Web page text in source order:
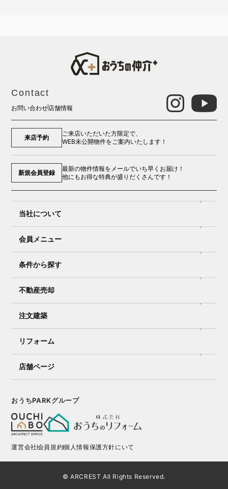
Contact
お問い合わせ 店舗情報
来店予約
ご来店いただいた方限定で、
WEB未公開物件をご案内いたします！
新規会員登録
最新の物件情報をメールでいち早くお届け！
他にもお得な特典が盛りだくさんです！
当社について
会員メニュー
条件から探す
不動産売却
注文建築
リフォーム
店舗ページ
おうちPARKグループ
運営会社会員規約個人情報保護方針にいて
© ARCREST All Rights Reserved.